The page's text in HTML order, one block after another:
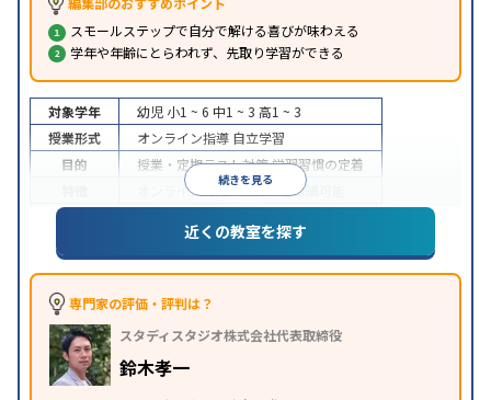
スモールステップで自分で解ける喜びが味わえる
学年や年齢にとらわれず、先取り学習ができる
続きを見る
対象学年 幼児 小1 ~ 6 中1 ~ 3 高1 ~ 3
授業形式
オンライン指導 自立学習
目的
授業・定期テスト対策学習習慣の定着
オンライン対応1科目から受講可能
近くの教室を探す
専門家の評価・評判は？
スタディスタジオ株式会社代表取締役
鈴木孝一